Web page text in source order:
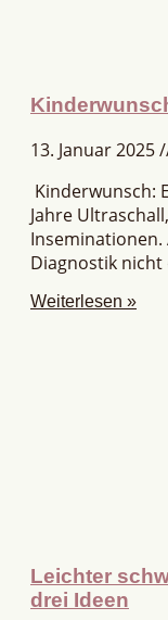
13. Januar 2025
Kinderwunsch:
Jahre
Inseminationen.
Diagnostik
Weiterlesen »
Leichter
drei Ideen